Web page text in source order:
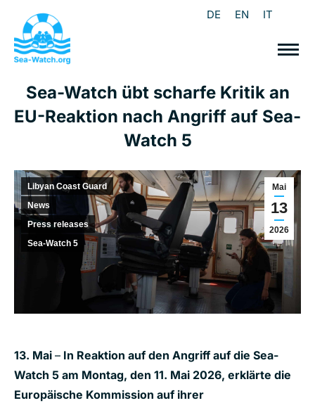
DE EN IT
Sea-Watch übt scharfe Kritik an
EU-Reaktion nach Angriff auf Sea-
Watch 5
Mai
13
2026
Libyan Coast Guard
News
Press releases
Sea-Watch 5
13. Mai – In Reaktion auf den Angriff auf die Sea-
Watch 5 am Montag, den 11. Mai 2026, erklärte die
Europäische Kommission auf ihrer